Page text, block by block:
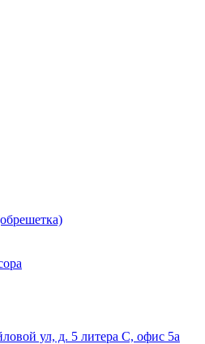
ул, д. 5 литера С, офис 5а